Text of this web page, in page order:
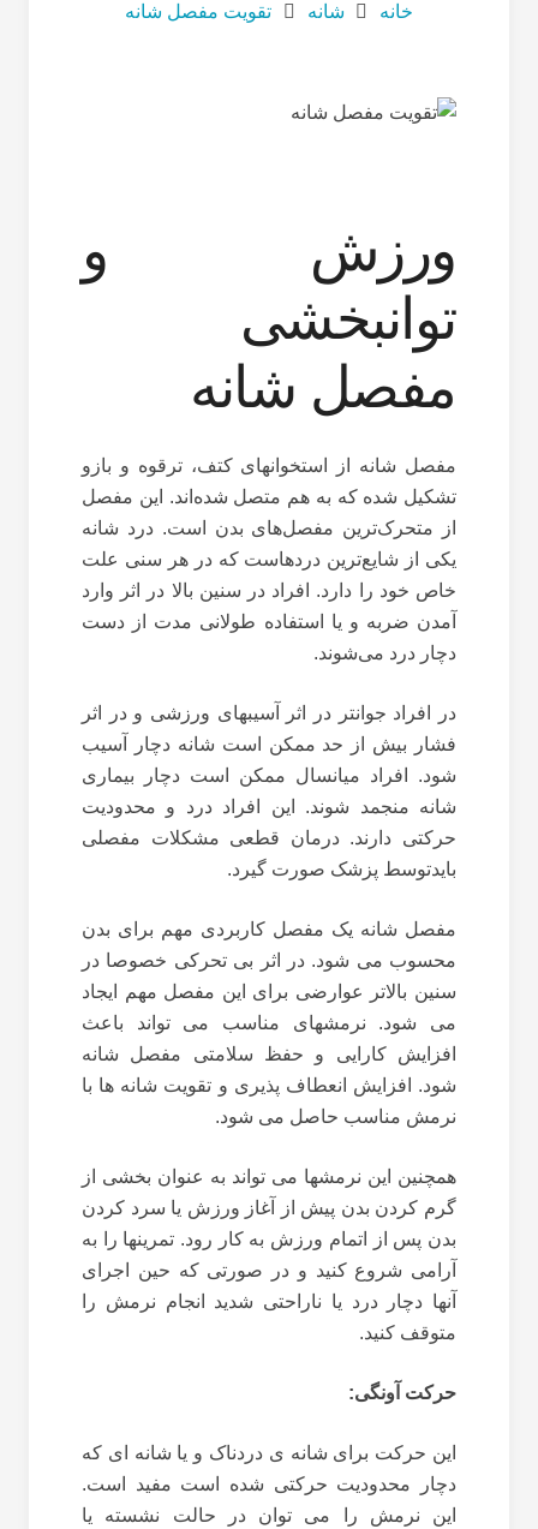
خانه شانه تقویت مفصل شانه
ورزش و
توانبخشی
مفصل شانه
مفصل شانه از استخوانهای کتف، ترقوه و بازو
تشکیل شده که به هم متصل شده‌اند. این مفصل
از متحرک‌ترین مفصل‌های بدن است. درد‌ شانه
یکی از شایع‌ترین درد‌هاست که در هر سنی علت
خاص خود را دارد. افراد در سنین بالا در اثر وارد
آمدن ضربه و یا استفاده طولانی مدت از دست
دچار درد می‌شوند.
در افراد جوانتر در اثر آسیبهای ورزشی و در اثر
فشار بیش از حد ممکن است شانه دچار آسیب
شود. افراد میانسال ممکن است دچار بیماری
شانه منجمد ‌شوند. این افراد درد و محدودیت
حرکتی دارند. درمان قطعی مشکلات مفصلی
بایدتوسط پزشک صورت گیرد.
مفصل شانه یک مفصل کاربردی مهم برای بدن
محسوب می شود. در اثر بی تحرکی خصوصا در
سنین بالاتر عوارضی برای این مفصل مهم ایجاد
می شود. نرمشهای مناسب می تواند باعث
افزایش کارایی و حفظ سلامتی مفصل شانه
شود. افزایش انعطاف پذیری و تقویت شانه ها با
نرمش مناسب حاصل می شود.
همچنین این نرمشها می تواند به عنوان بخشی از
گرم کردن بدن پیش از آغاز ورزش یا سرد کردن
بدن پس از اتمام ورزش به کار رود. تمرینها را به
آرامی شروع کنید و در صورتی که حین اجرای
آنها دچار درد یا ناراحتی شدید انجام نرمش را
متوقف کنید.
حرکت آونگی:
این حرکت برای شانه ی دردناک و یا شانه ای که
دچار محدودیت حرکتی شده است مفید است.
این نرمش را می توان در حالت نشسته یا